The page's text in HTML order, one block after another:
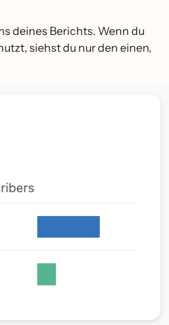
deines Berichts. Wenn du
siehst du nur den einen,